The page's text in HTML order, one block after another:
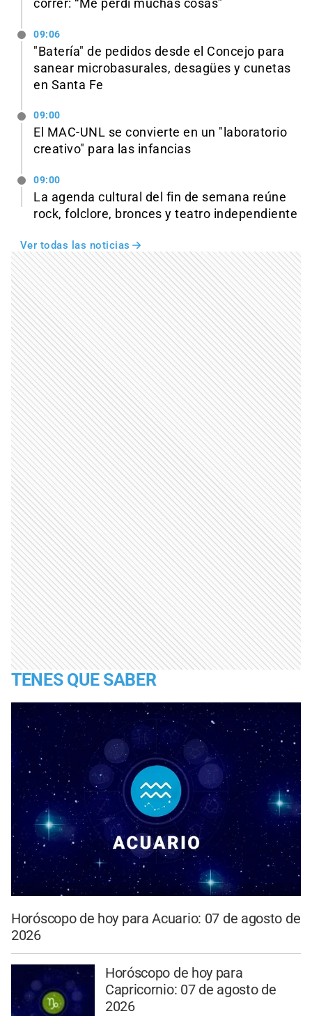
correr: “Me perdí muchas cosas”
09:06
"Batería" de pedidos desde el Concejo para
sanear microbasurales, desagües y cunetas
en Santa Fe
09:00
El MAC-UNL se convierte en un "laboratorio
creativo" para las infancias
09:00
La agenda cultural del fin de semana reúne
rock, folclore, bronces y teatro independiente
Ver todas las noticias
TENES QUE SABER
Horóscopo de hoy para Acuario: 07 de agosto de
2026
Horóscopo de hoy para
Capricornio: 07 de agosto de
2026